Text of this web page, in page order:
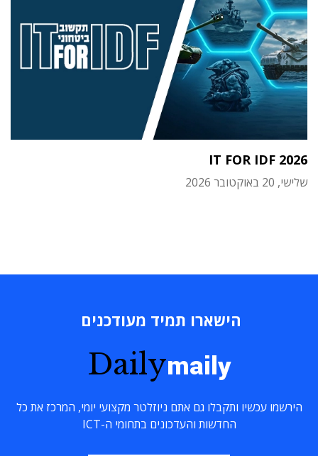
IT FOR IDF 2026
שלישי, 20 באוקטובר 2026
הישארו תמיד מעודכנים
Dailymaily
הירשמו עכשיו ותקבלו גם אתם ניוזלטר מקצועי יומי, המרכז את כל
החדשות והעדכונים בתחומי ה-ICT